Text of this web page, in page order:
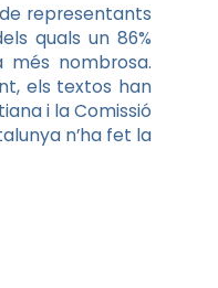
representants
quals un 86%
més nombrosa.
els textos han
i la Comissió
n’ha fet la